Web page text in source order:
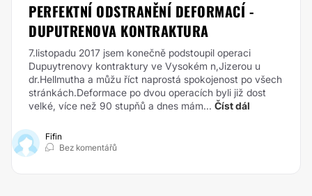
PERFEKTNÍ ODSTRANĚNÍ DEFORMACÍ -
DUPUTRENOVA KONTRAKTURA
7.listopadu 2017 jsem konečně podstoupil operaci
Dupuytrenovy kontraktury ve Vysokém n,Jizerou u
dr.Hellmutha a můžu říct naprostá spokojenost po všech
stránkách.Deformace po dvou operacích byli již dost
velké, více než 90 stupňů a dnes mám... Číst dál
Fifin
Bez komentářů